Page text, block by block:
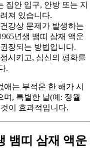
집안 입구, 안방 또는 지
져 있습니다.
강상 문제가 발생하는
년생 뱀띠 삼재 액운
장되는 방법입니다.
시키고, 심신의 평화를
.
는 부적은 한 해가 시
며, 특별한 날(예: 정월
이 효과적입니다.
뱀띠 삼재 액운